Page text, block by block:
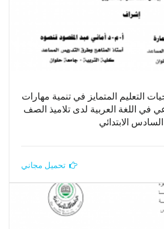
التعليم المتمايز في تنمية مهارات
في اللغة العربية لدى تلاميذ الصف
السادس الابتدائي
تحميل مجاني